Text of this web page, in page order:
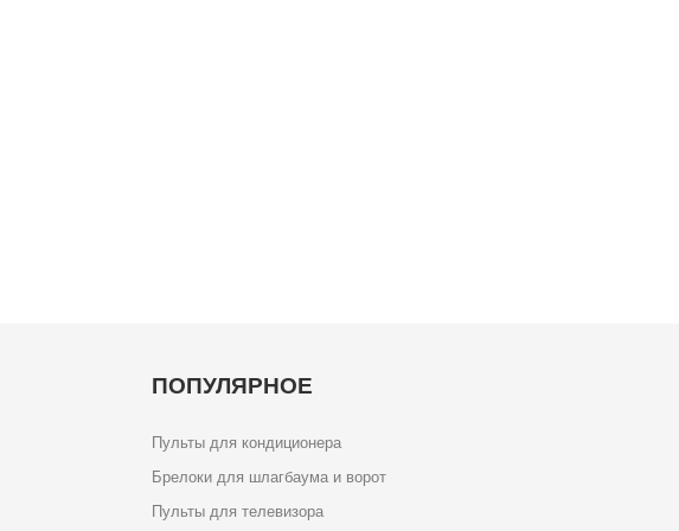
ПОПУЛЯРНОЕ
Пульты для кондиционера
Брелоки для шлагбаума и ворот
Пульты для телевизора